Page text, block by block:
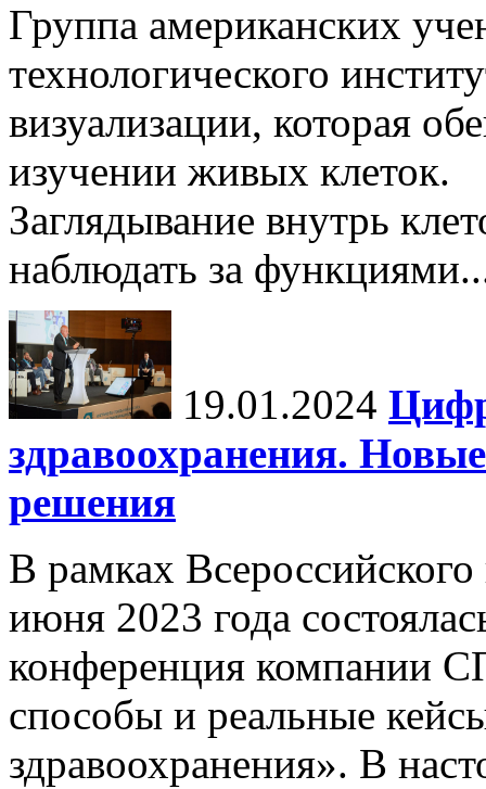
Группа американских
технологического
визуализации, которая
изучении живых клеток.
Заглядывание внутрь
наблюдать за
19.01.2024
здравоохранения.
решения
В рамках
июня 2023 года
конференция компании
способы и реальные
здравоохранения». В